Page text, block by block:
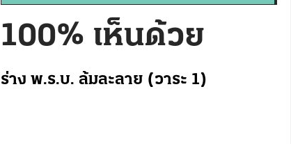
100% เห็นด้วย
ร่าง พ.ร.บ. ล้มละลาย (วาระ 1)